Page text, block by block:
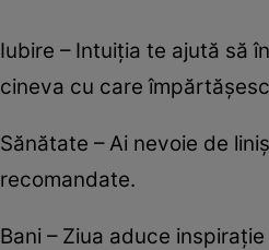
Iubire – Intuiția te ajută să
cineva cu care
Sănătate – Ai nevoie de
recomandate.
Bani – Ziua aduce